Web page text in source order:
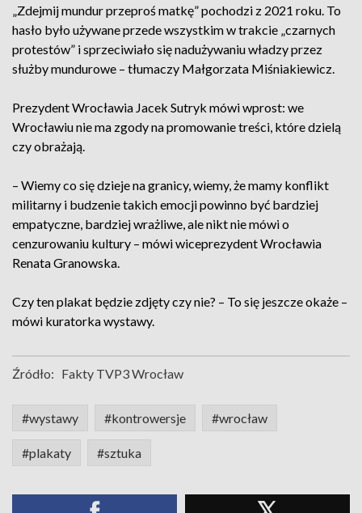
„Zdejmij mundur przeproś matkę” pochodzi z 2021 roku. To
hasło było używane przede wszystkim w trakcie „czarnych
protestów” i sprzeciwiało się nadużywaniu władzy przez
służby mundurowe – tłumaczy Małgorzata Miśniakiewicz.
Prezydent Wrocławia Jacek Sutryk mówi wprost: we
Wrocławiu nie ma zgody na promowanie treści, które dzielą
czy obrażają.
– Wiemy co się dzieje na granicy, wiemy, że mamy konflikt
militarny i budzenie takich emocji powinno być bardziej
empatyczne, bardziej wrażliwe, ale nikt nie mówi o
cenzurowaniu kultury – mówi wiceprezydent Wrocławia
Renata Granowska.
Czy ten plakat będzie zdjęty czy nie? – To się jeszcze okaże –
mówi kuratorka wystawy.
Źródło: Fakty TVP3 Wrocław
#wystawy #kontrowersje #wrocław
#plakaty #sztuka